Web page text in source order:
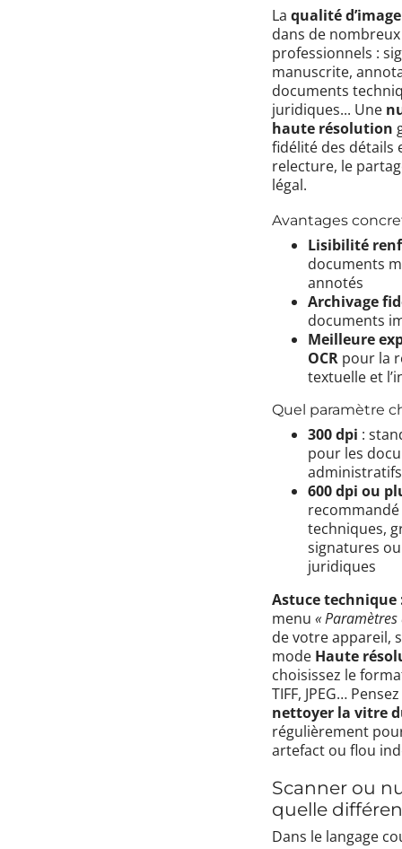
La qualité d’image
dans de
professionnels :
manuscrite,
documents
juridiques... Une
haute résolution
fidélité des détails
relecture, le
légal.
Avantages
Lisibilité
documents
annotés
Archivage
documents
Meilleure
OCR pour la
textuelle et
Quel paramètre
300 dpi :
pour les
600 dpi ou
techniques,
signatures
juridiques
Astuce technique
menu «
de votre appareil,
mode Haute
choisissez le
TIFF, JPEG…
nettoyer la vitre
régulièrement
artefact ou flou
Scanner ou
quelle
Dans le langage